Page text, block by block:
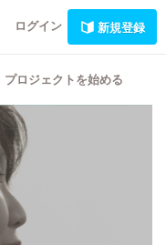
ログイン 新規登録
プロジェクトを始める